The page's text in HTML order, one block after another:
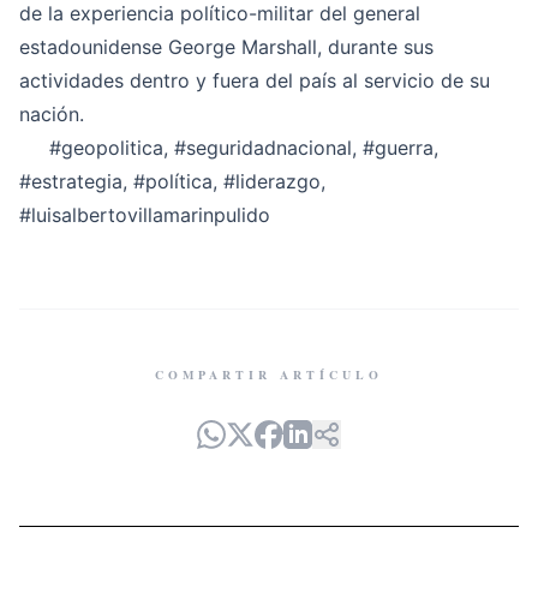
de la experiencia político-militar del general
estadounidense George Marshall, durante sus
actividades dentro y fuera del país al servicio de su
nación.
#geopolitica, #seguridadnacional, #guerra,
#estrategia, #política, #liderazgo,
#luisalbertovillamarinpulido
COMPARTIR ARTÍCULO